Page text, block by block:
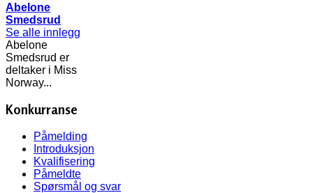
Abelone
Smedsrud
Se alle innlegg
Abelone
Smedsrud er
deltaker i Miss
Norway...
Konkurranse
Påmelding
Introduksjon
Kvalifisering
Påmeldte
Spørsmål og svar